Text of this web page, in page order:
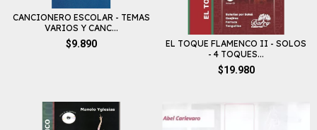
CANCIONERO ESCOLAR - TEMAS
VARIOS Y CANC...
$9.890
EL TOQUE FLAMENCO II - SOLOS
- 4 TOQUES...
$19.980